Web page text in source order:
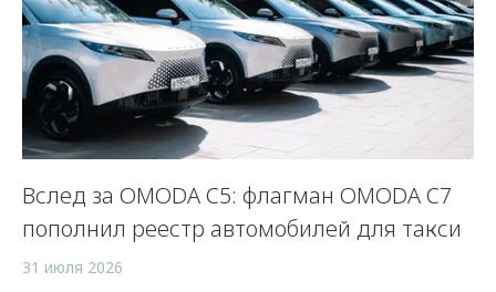
Вслед за OMODA C5: флагман OMODA C7
пополнил реестр автомобилей для такси
31 июля 2026